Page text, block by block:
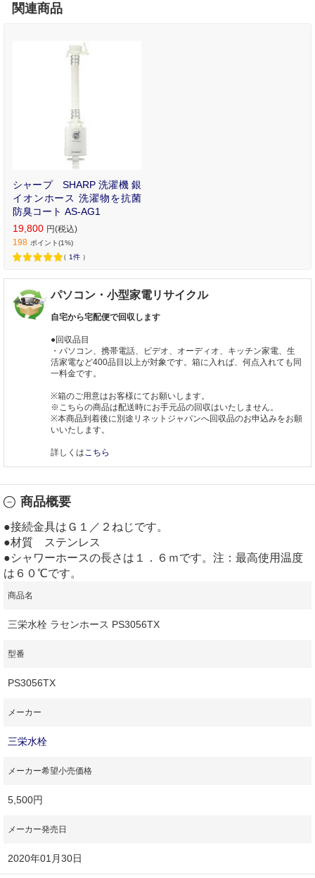
関連商品
シャープ SHARP 洗濯機 銀
イオンホース 洗濯物を抗菌
防臭コート AS-AG1
19,800 円(税込)
198 ポイント(1%)
（ 1件 ）
パソコン・小型家電リサイクル
自宅から宅配便で回収します
●回収品目
・パソコン、携帯電話、ビデオ、オーディオ、キッチン家電、生
活家電など400品目以上が対象です。箱に入れば、何点入れても同
一料金です。
※箱のご用意はお客様にてお願いします。
※こちらの商品は配送時にお手元品の回収はいたしません。
※本商品到着後に別途リネットジャパンへ回収品のお申込みをお願
いいたします。
詳しくはこちら
商品概要
●接続金具はＧ１／２ねじです。
●材質 ステンレス
●シャワーホースの長さは１．６ｍです。注：最高使用温度
は６０℃です。
商品名
三栄水栓 ラセンホース PS3056TX
型番
PS3056TX
メーカー
三栄水栓
メーカー希望小売価格
5,500円
メーカー発売日
2020年01月30日